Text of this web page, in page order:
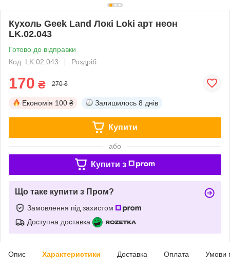
Кухоль Geek Land Локі Loki арт неон
LK.02.043
Готово до відправки
Код: LK.02.043
Роздріб
170 ₴ 270 ₴
Економія 100 ₴ Залишилось 8 днів
Купити
або
Купити з
Що таке купити з Пром?
Замовлення під захистом
Доступна доставка
Опис Характеристики Доставка Оплата Умови